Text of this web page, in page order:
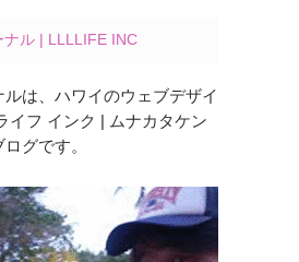
ナル | LLLLIFE INC
は、ハワイのウェブデザイ
イフ インク | ムナカタケン
グです。